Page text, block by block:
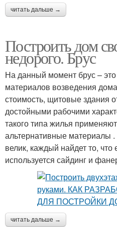
читать дальше →
Построить дом
недорого. Брус
На данный момент брус –
материалов возведения
стоимость, щитовые здания
достойными рабочими
такого типа жилья
альтернативные материалы
велик, каждый найдет то,
используется сайдинг и
читать дальше →